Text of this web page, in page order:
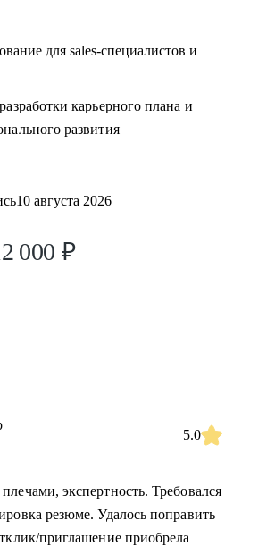
для sales-специалистов и
карьерного плана и
развития
10 августа 2026
000 ₽
5.0
экспертность. Требовался
резюме. Удалось поправить
приглашение приобрела